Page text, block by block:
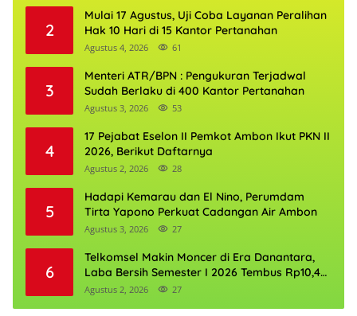
2
Mulai 17 Agustus, Uji Coba Layanan Peralihan
Hak 10 Hari di 15 Kantor Pertanahan
Agustus 4, 2026 61
3
Menteri ATR/BPN : Pengukuran Terjadwal
Sudah Berlaku di 400 Kantor Pertanahan
Agustus 3, 2026 53
4
17 Pejabat Eselon II Pemkot Ambon Ikut PKN II
2026, Berikut Daftarnya
Agustus 2, 2026 28
5
Hadapi Kemarau dan El Nino, Perumdam
Tirta Yapono Perkuat Cadangan Air Ambon
Agustus 3, 2026 27
6
Telkomsel Makin Moncer di Era Danantara,
Laba Bersih Semester I 2026 Tembus Rp10,4
Triliun
Agustus 2, 2026 27